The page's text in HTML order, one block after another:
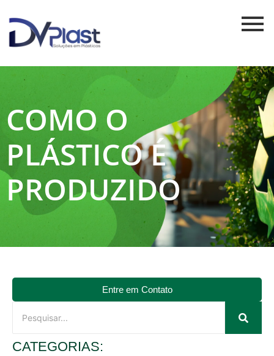
COMO O
PLÁSTICO É
PRODUZIDO
Entre em Contato
CATEGORIAS: